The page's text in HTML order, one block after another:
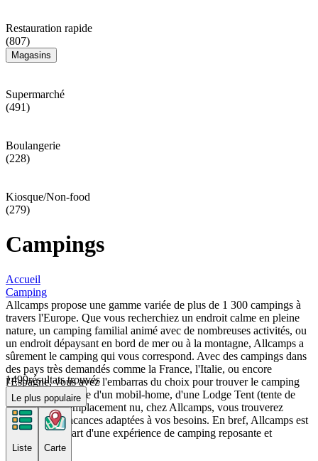
Restauration rapide
(807)
Magasins
Supermarché
(491)
Boulangerie
(228)
Kiosque/Non-food
(279)
Campings
Accueil
Camping
Allcamps propose une gamme variée de plus de 1 300 campings à
travers l'Europe. Que vous recherchiez un endroit calme en pleine
nature, un camping familial animé avec de nombreuses activités, ou
un endroit dépaysant en bord de mer ou à la montagne, Allcamps a
sûrement le camping qui vous correspond. Avec des campings dans
des pays très demandés comme la France, l'Italie, ou encore
l'Espagne, vous avez l'embarras du choix pour trouver le camping
idéal. Qu'il s'agisse d'un mobil-home, d'une Lodge Tent (tente de
luxe) ou d'un emplacement nu, chez Allcamps, vous trouverez
toujours des vacances adaptées à vos besoins. En bref, Allcamps est
le point de départ d'une expérience de camping reposante et
agréable.
1499résultats trouvés
Le plus populaire
Liste Carte